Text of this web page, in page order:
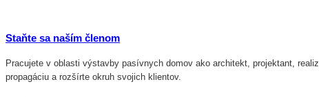
Staňte sa naším členom
Pracujete v oblasti výstavby pasívnych domov ako architekt, projektant,
propagáciu a rozšírte okruh svojich klientov.